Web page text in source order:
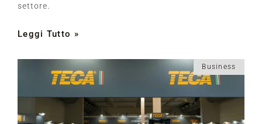
settore.
Leggi Tutto »
Business